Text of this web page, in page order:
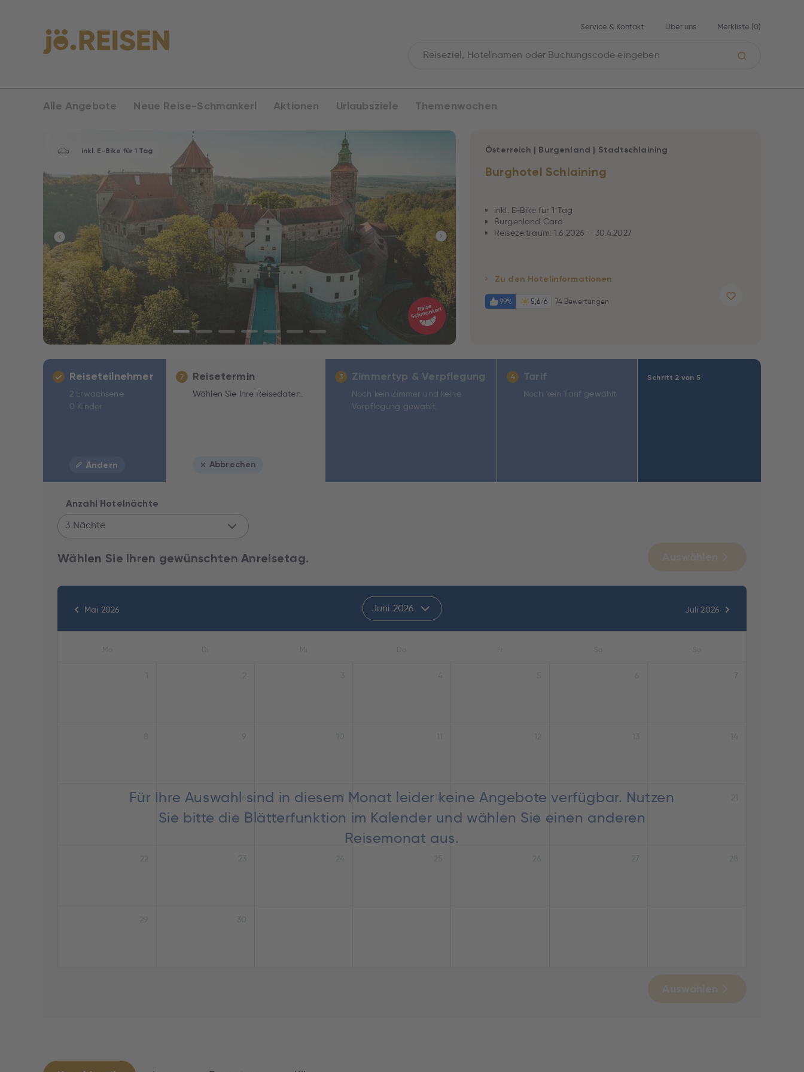
Service & Kontakt Über uns Merkliste (0)
Alle Angebote Neue Reise-Schmankerl Aktionen Urlaubsziele Themenwochen
inkl. E-Bike für 1 Tag
Burghotel Schlaining
Österreich | Burgenland | Stadtschlaining
inkl. E-Bike für 1 Tag
Burgenland Card
Reisezeitraum: 1.6.2026 – 30.4.2027
Zu den Hotelinformationen
99% 5,6/6 74 Bewertungen
Schritt 2 von 5
Reiseteilnehmer
2 Erwachsene
0 Kinder
Ändern
2 Reisetermin
Wählen Sie Ihre Reisedaten.
Abbrechen
Anzahl Hotelnächte
3 Nächte
Wählen Sie Ihren gewünschten Anreisetag.
Mai 2026 Juni 2026 Juli 2026
Für Ihre Auswahl sind in diesem Monat leider keine Angebote verfügbar. Nutzen
Sie bitte die Blätterfunktion im Kalender und wählen Sie einen anderen
Reisemonat aus.
15 17 18 19 20
3 Zimmertyp & Verpflegung
Noch kein Zimmer und keine
Verpflegung gewählt.
4 Tarif
Noch kein Tarif gewählt